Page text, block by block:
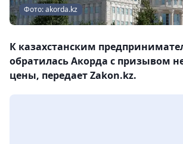
Фото: akorda.kz
К казахстанским
обратилась Акорда с призывом
цены, передает Zakon.kz.